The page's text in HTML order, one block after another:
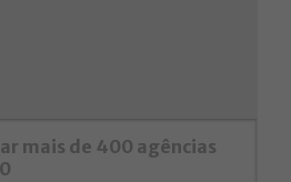
mais de 400 agências